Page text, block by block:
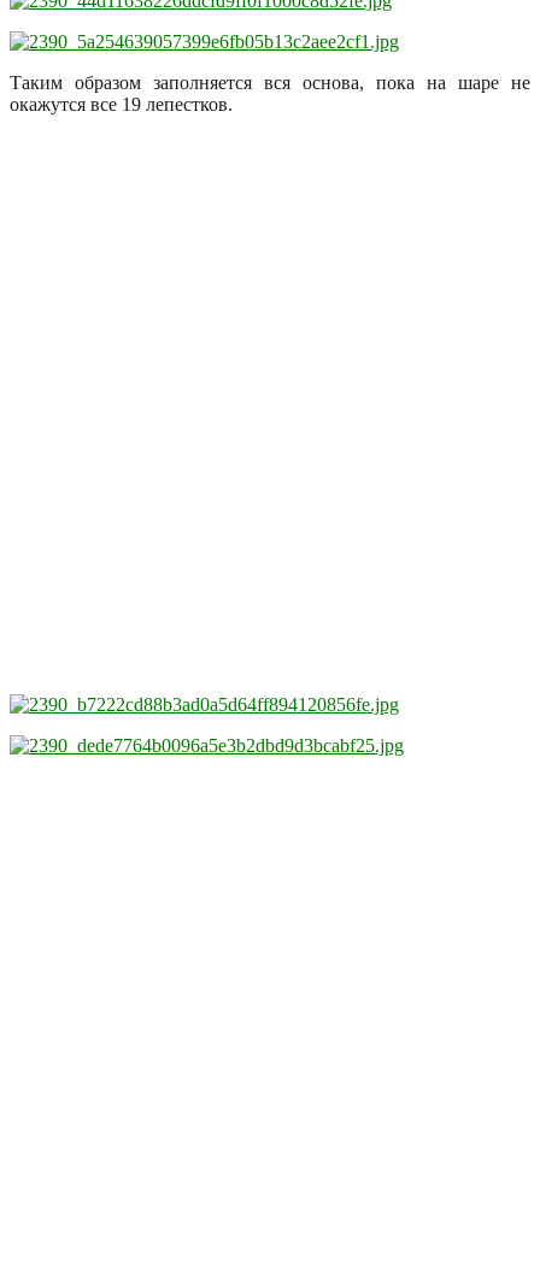
Таким образом заполняется вся основа, пока на шаре не
окажутся все 19 лепестков.